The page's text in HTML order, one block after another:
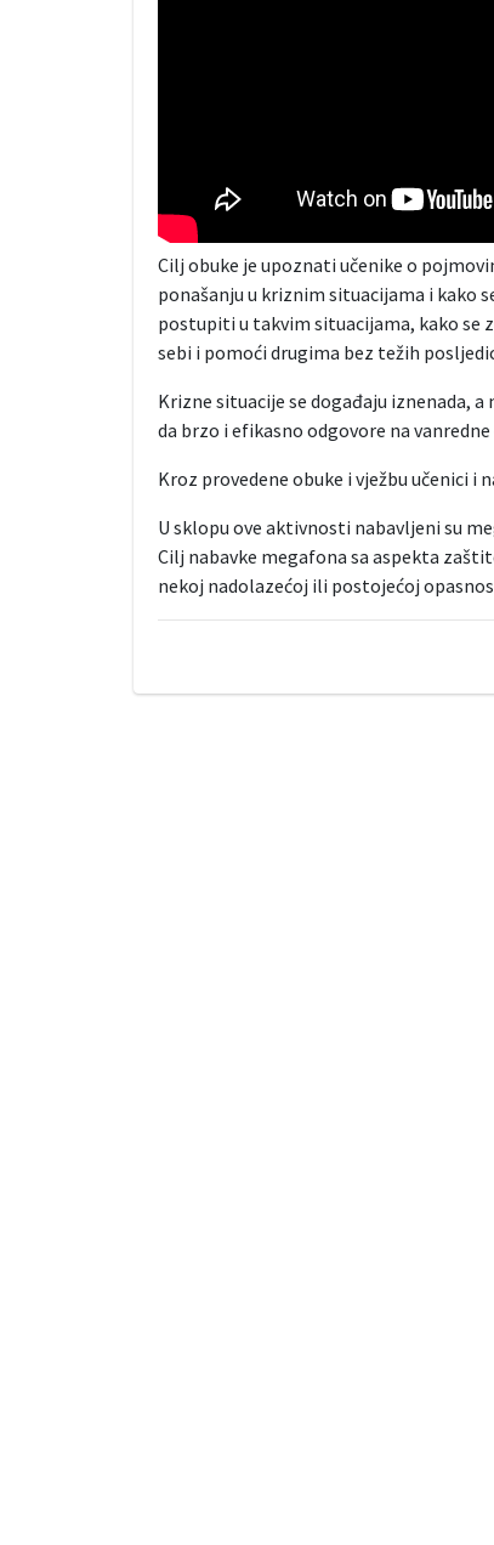
Cilj obuke je upoznati učenike o
ponašanju u kriznim situacijama i kako
postupiti u takvim situacijama, kako se
sebi i pomoći drugima bez težih
Krizne situacije se događaju iznenada,
da brzo i efikasno odgovore na
Kroz provedene obuke i vježbu učenici
U sklopu ove aktivnosti nabavljeni su
Cilj nabavke megafona sa aspekta
nekoj nadolazećoj ili postojećoj